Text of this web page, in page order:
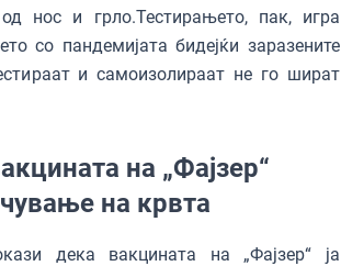
нос и грло.Тестирањето, пак, игра
со пандемијата бидејќи заразените
и самоизолираат не го шират
на „Фајзер“
на крвта
дека вакцината на „Фајзер“ ја